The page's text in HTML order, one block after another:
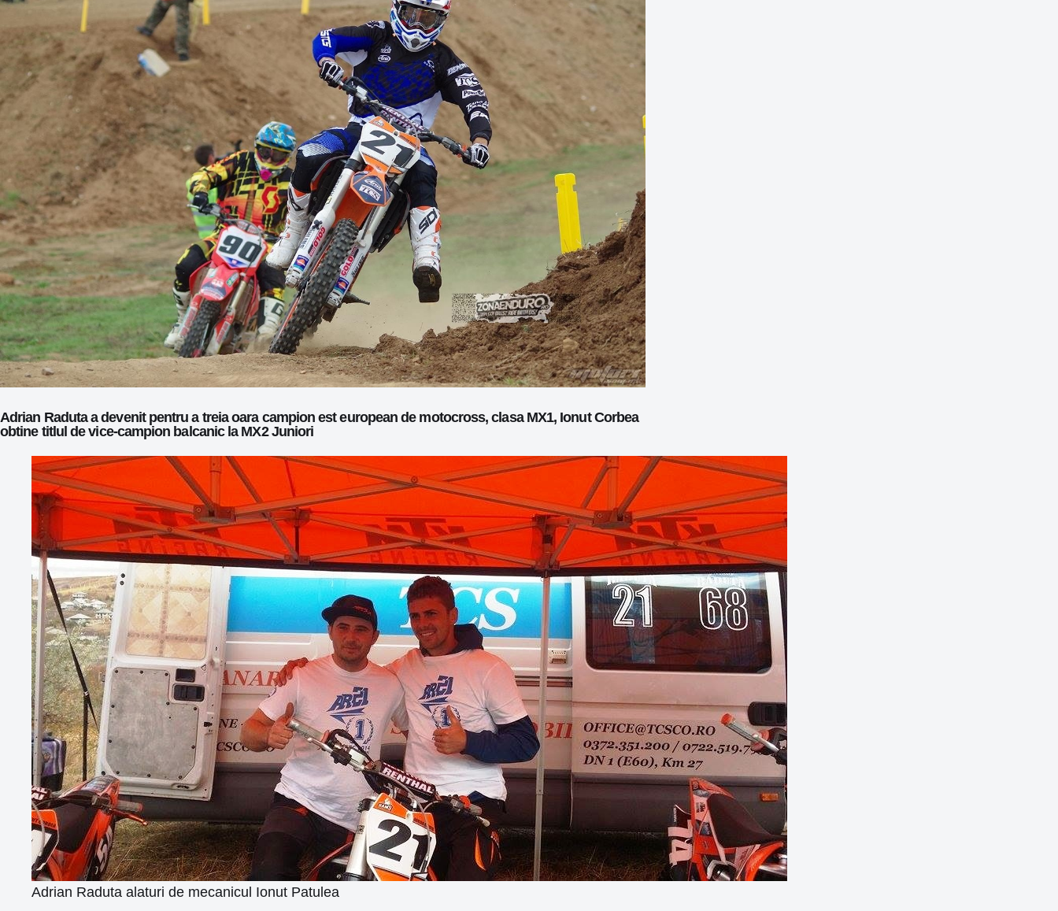
Adrian Raduta a devenit pentru a treia oara campion est european de motocross, clasa MX1, Ionut Corbea
obtine titlul de vice-campion balcanic la MX2 Juniori
Adrian Raduta alaturi de mecanicul Ionut Patulea